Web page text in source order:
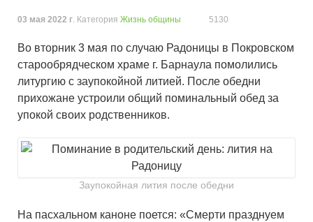
03 мая 2022 г. Категория Жизнь общины 5130
Во вторник 3 мая по случаю Радоницы в Покровском
старообрядческом храме г. Барнаула помолились
литургию с заупокойной литией. После обедни
прихожане устроили общий поминальный обед за
упокой своих родственников.
Заупокойная лития после обедни
На пасхальном каноне поется: «Смерти празднуем